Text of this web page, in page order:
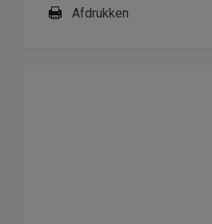
Afdrukken